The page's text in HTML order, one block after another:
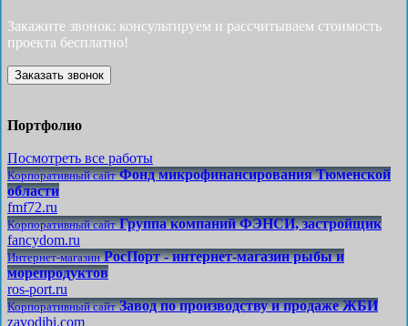
Закажите звонок: консультируем и рассчитываем стоимость
проекта бесплатно!
Заказать звонок
Портфолио
Посмотреть все работы
Корпоративный сайт Фонд микрофинансирования Тюменской
области
fmf72.ru
Корпоративный сайт Группа компаний ФЭНСИ, застройщик
fancydom.ru
Интернет-магазин РосПорт - интернет-магазин рыбы и
морепродуктов
ros-port.ru
Корпоративный сайт Завод по производству и продаже ЖБИ
zavodjbi.com